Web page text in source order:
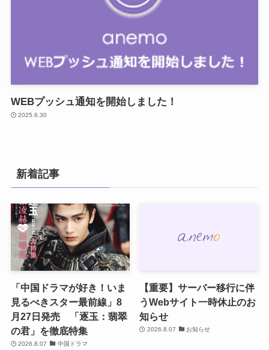
WEBプッシュ通知を開始しました！
2025.6.30
新着記事
「中国ドラマが好き！いま
見るべきスター最前線」8
月27日発売 「逐玉：翡翠
の君」を徹底特集
2026.8.07 中国ドラマ
【重要】サーバー移行に伴
うWebサイト一時休止のお
知らせ
2026.8.07 お知らせ